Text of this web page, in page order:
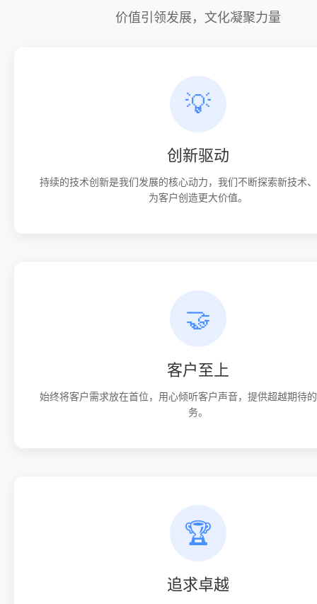
价值引领发展，文化凝聚力量
💡
创新驱动
持续的技术创新是我们发展的核心动力，我们不断探索新技术
为客户创造更大价值。
🤝
客户至上
始终将客户需求放在首位，用心倾听客户声音，提供超越期待
务。
🏆
追求卓越